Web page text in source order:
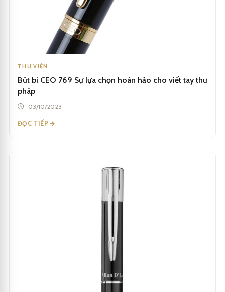
THƯ VIỆN
Bút bi CEO 769 Sự lựa chọn hoàn hảo cho viết tay thư
pháp
03/10/2023
ĐỌC TIẾP